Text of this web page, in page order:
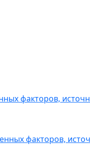
факторов,
факторов,